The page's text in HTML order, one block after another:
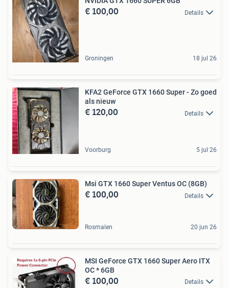
€ 100,00 Details
Groningen 18 jul 26
KFA2 GeForce GTX 1660 Super - Zo goed
als nieuw
€ 120,00 Details
Voorburg 5 jul 26
Msi GTX 1660 Super Ventus OC (8GB)
€ 100,00 Details
Rosmalen 20 jun 26
MSI GeForce GTX 1660 Super Aero ITX
OC * 6GB
€ 100,00 Details